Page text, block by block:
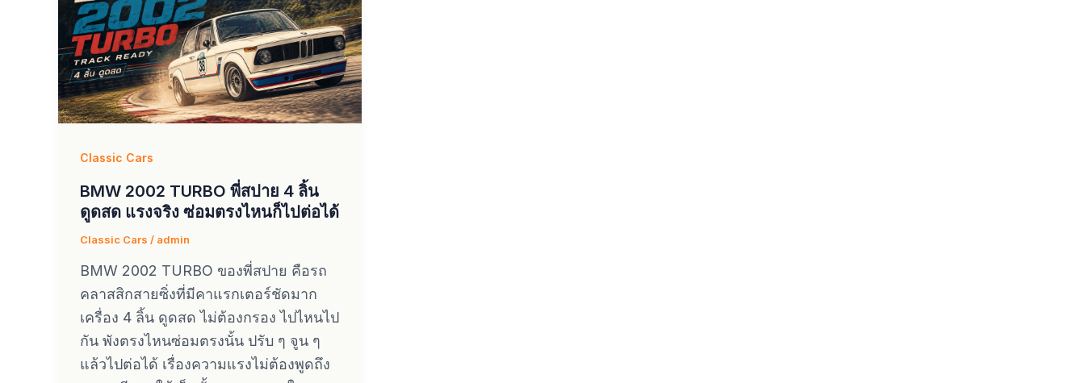
Classic Cars
BMW 2002 TURBO พี่สปาย 4 ลิ้น
ดูดสด แรงจริง ซ่อมตรงไหนก็ไปต่อได้
Classic Cars / admin
BMW 2002 TURBO ของพี่สปาย คือรถ
คลาสสิกสายซิ่งที่มีคาแรกเตอร์ชัดมาก
เครื่อง 4 ลิ้น ดูดสด ไม่ต้องกรอง ไปไหนไป
กัน พังตรงไหนซ่อมตรงนั้น ปรับ ๆ จูน ๆ
แล้วไปต่อได้ เรื่องความแรงไม่ต้องพูดถึง